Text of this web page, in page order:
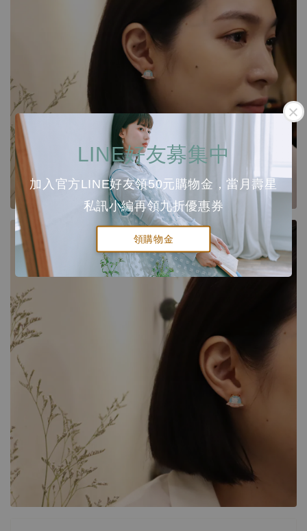
LINE好友募集中
加入官方LINE好友領50元購物金，當月壽星
私訊小編再領九折優惠券
領購物金